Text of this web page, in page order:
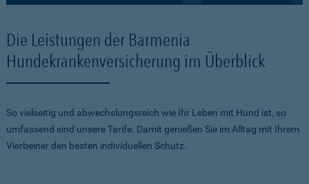
Die Leistungen der Barmenia
Hundekrankenversicherung im Überblick
So vielseitig und abwechslungsreich wie Ihr Leben mit Hund ist, so
umfassend sind unsere Tarife. Damit genießen Sie im Alltag mit Ihrem
Vierbeiner den besten individuellen Schutz.